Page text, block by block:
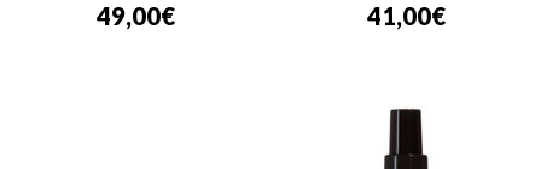
49,00€ 41,00€